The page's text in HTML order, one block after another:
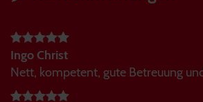
Ingo Christ
Nett, kompetent, gute Betreuung